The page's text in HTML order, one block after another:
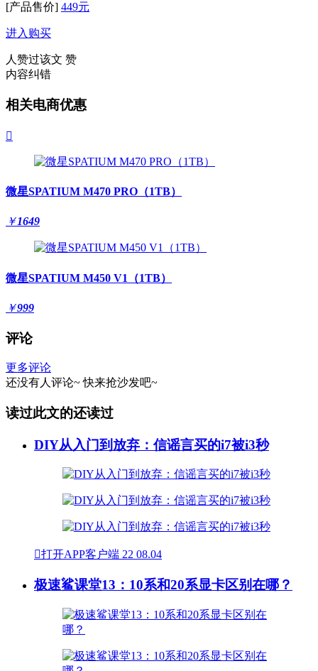
[产品售价] 449元
进入购买
人赞过该文 赞
内容纠错
相关电商优惠

微星SPATIUM M470 PRO（1TB）
￥1649
微星SPATIUM M450 V1（1TB）
￥999
评论
更多评论
还没有人评论~ 快来抢沙发吧~
读过此文的还读过
DIY从入门到放弃：信谣言买的i7被i3秒
打开APP客户端 22 08.04
极速鲨课堂13：10系和20系显卡区别在哪？